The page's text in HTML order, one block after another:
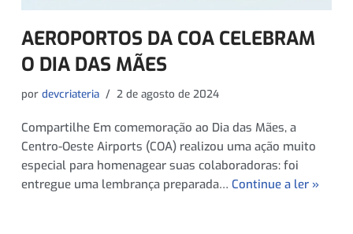
AEROPORTOS DA COA CELEBRAM
O DIA DAS MÃES
por devcriateria 2 de agosto de 2024
Compartilhe Em comemoração ao Dia das Mães, a
Centro-Oeste Airports (COA) realizou uma ação muito
especial para homenagear suas colaboradoras: foi
entregue uma lembrança preparada… Continue a ler »